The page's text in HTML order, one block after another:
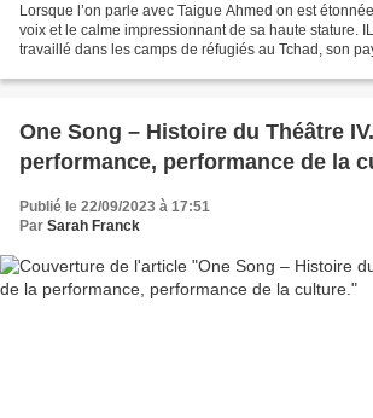
Lorsque l’on parle avec Taigue Ahmed on est
voix et le calme impressionnant de sa haute stature.
travaillé dans les camps de réfugiés au Tchad, son
One Song – Histoire du Théâtre
performance, performance de la
Publié le 22/09/2023 à 17:51
Par Sarah Franck